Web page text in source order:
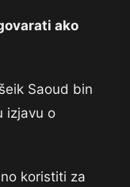
ako
Saoud bin
izjavu o
koristiti za